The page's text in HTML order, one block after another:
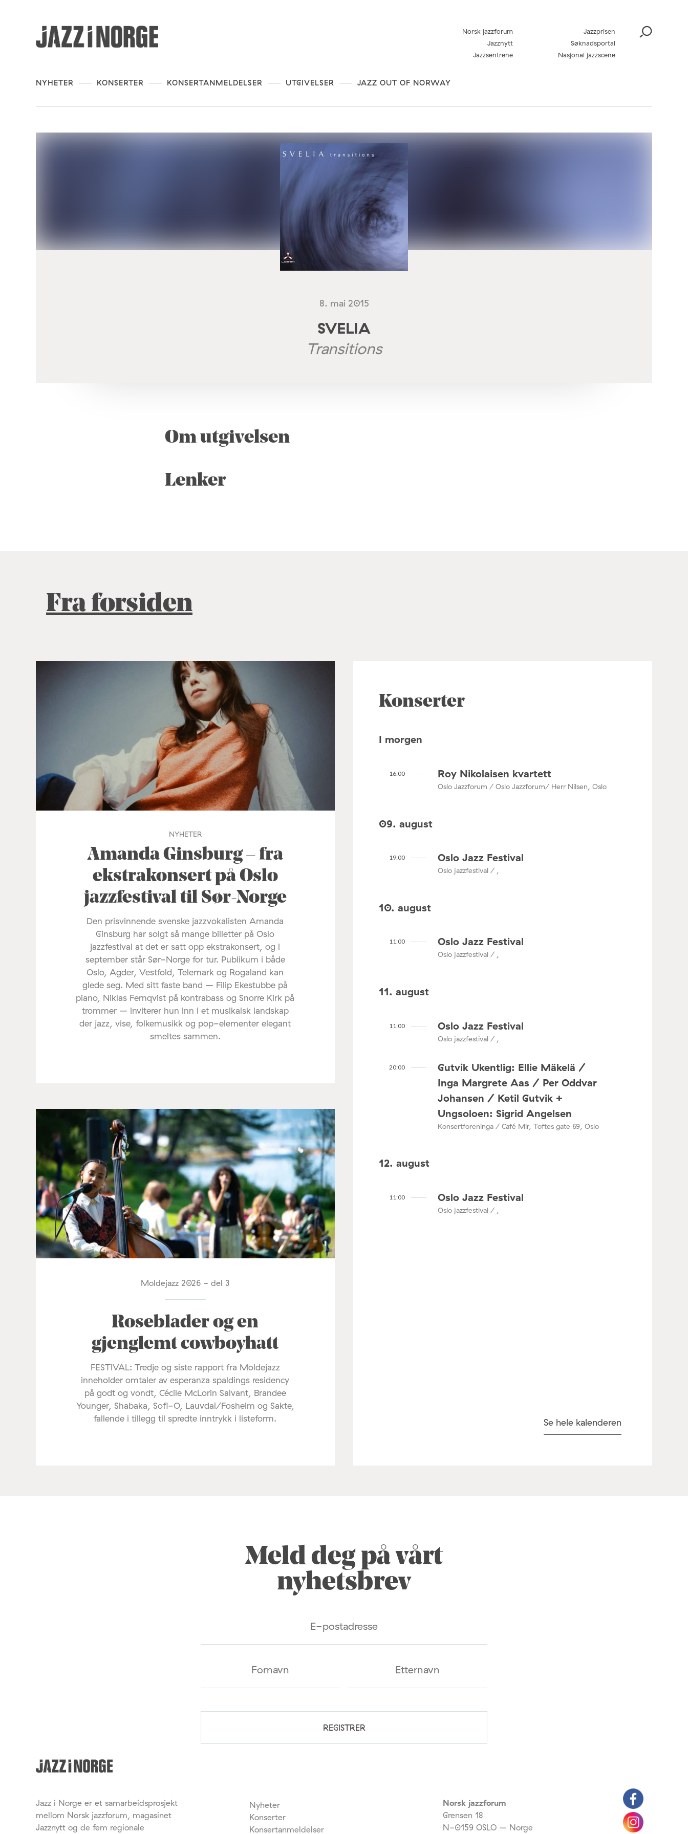
NYHETER KONSERTER KONSERTANMELDELSER UTGIVELSER JAZZ OUT OF NORWAY
Norsk jazzforum
Jazzprisen
Jazznytt
Søknadsportal
Jazzsentrene
Nasjonal jazzscene
8. mai 2015
SVELIA
Transitions
Om utgivelsen
Lenker
Fra forsiden
NYHETER
Amanda Ginsburg – fra
ekstrakonsert på Oslo
jazzfestival til Sør-Norge
Den prisvinnende svenske jazzvokalisten Amanda
Ginsburg har solgt så mange billetter på Oslo
jazzfestival at det er satt opp ekstrakonsert, og i
september står Sør-Norge for tur. Publikum i både
Oslo, Agder, Vestfold, Telemark og Rogaland kan
glede seg. Med sitt faste band – Filip Ekestubbe på
piano, Niklas Fernqvist på kontrabass og Snorre Kirk på
trommer – inviterer hun inn i et musikalsk landskap
der jazz, vise, folkemusikk og pop-elementer elegant
smeltes sammen.
Moldejazz 2026 - del 3
Roseblader og en
gjenglemt cowboyhatt
FESTIVAL: Tredje og siste rapport fra Moldejazz
inneholder omtaler av esperanza spaldings residency
på godt og vondt, Cécile McLorin Salvant, Brandee
Younger, Shabaka, Sofi-O, Lauvdal/Fosheim og Sakte,
fallende i tillegg til spredte inntrykk i listeform.
Konserter
I morgen
16:00 Roy Nikolaisen kvartett
Oslo Jazzforum / Oslo Jazzforum/ Herr Nilsen, Oslo
09. august
19:00 Oslo Jazz Festival
Oslo jazzfestival / ,
10. august
11:00 Oslo Jazz Festival
Oslo jazzfestival / ,
11. august
11:00 Oslo Jazz Festival
Oslo jazzfestival / ,
20:00
Gutvik Ukentlig: Ellie Mäkelä /
Inga Margrete Aas / Per Oddvar
Johansen / Ketil Gutvik +
Ungsoloen: Sigrid Angelsen
Konsertforeninga / Café Mir, Toftes gate 69, Oslo
12. august
11:00 Oslo Jazz Festival
Oslo jazzfestival / ,
Se hele kalenderen
Meld deg på vårt
nyhetsbrev
Jazz i Norge er et samarbeidsprosjekt
mellom Norsk jazzforum, magasinet
Jazznytt og de fem regionale
Nyheter
Konserter
Konsertanmeldelser
Norsk jazzforum
Grensen 18
N-0159 OSLO – Norge